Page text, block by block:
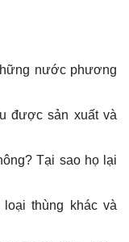
nước phương
được sản xuất và
Tại sao họ lại
thùng khác và